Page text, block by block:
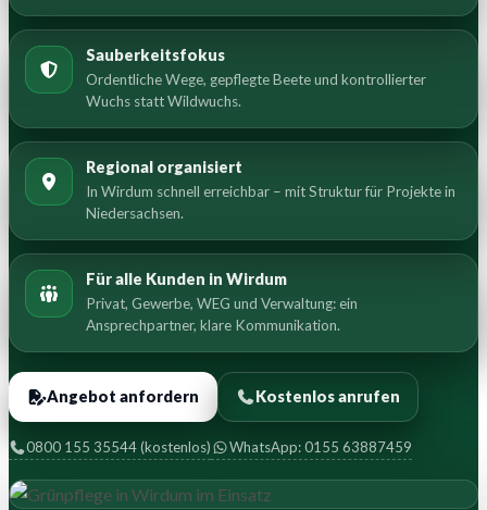
Sauberkeitsfokus
Ordentliche Wege, gepflegte Beete und kontrollierter
Wuchs statt Wildwuchs.
Regional organisiert
In Wirdum schnell erreichbar – mit Struktur für Projekte in
Niedersachsen.
Für alle Kunden in Wirdum
Privat, Gewerbe, WEG und Verwaltung: ein
Ansprechpartner, klare Kommunikation.
Angebot anfordern Kostenlos anrufen
0800 155 35544 (kostenlos) WhatsApp: 0155 63887459